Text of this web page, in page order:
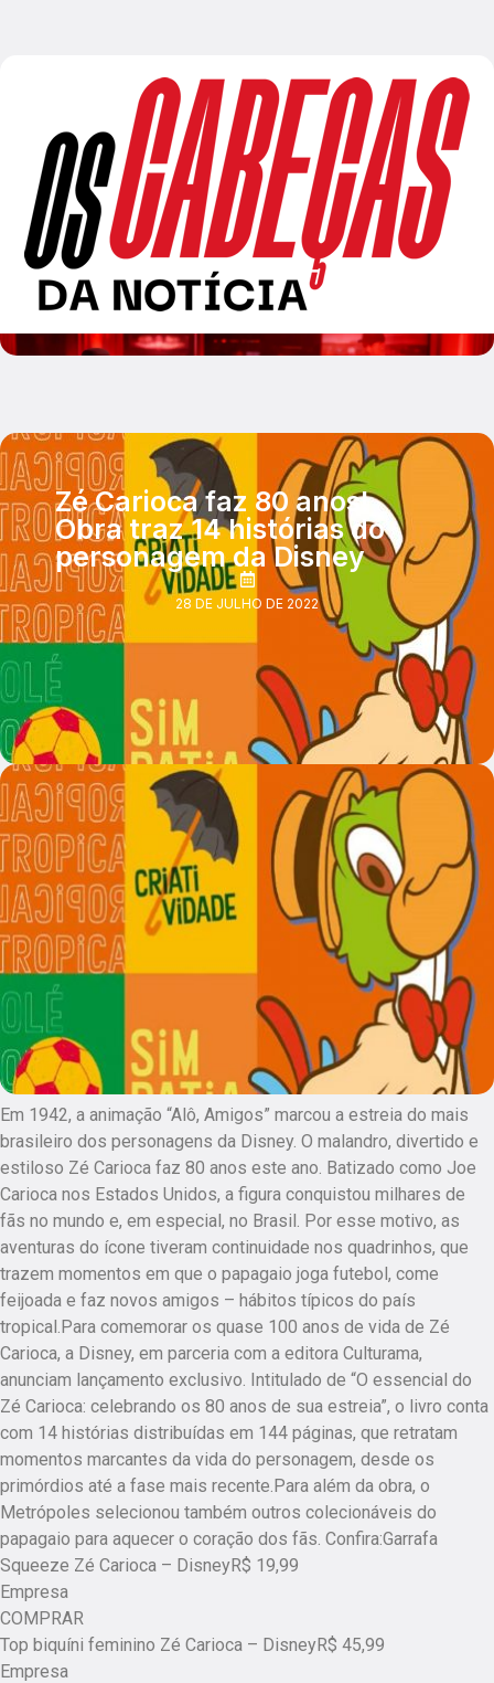
Zé Carioca faz 80 anos!
Obra traz 14 histórias do
personagem da Disney
28 DE JULHO DE 2022
Em 1942, a animação “Alô, Amigos” marcou a estreia do mais
brasileiro dos personagens da Disney. O malandro, divertido e
estiloso Zé Carioca faz 80 anos este ano. Batizado como Joe
Carioca nos Estados Unidos, a figura conquistou milhares de
fãs no mundo e, em especial, no Brasil. Por esse motivo, as
aventuras do ícone tiveram continuidade nos quadrinhos, que
trazem momentos em que o papagaio joga futebol, come
feijoada e faz novos amigos – hábitos típicos do país
tropical.Para comemorar os quase 100 anos de vida de Zé
Carioca, a Disney, em parceria com a editora Culturama,
anunciam lançamento exclusivo. Intitulado de “O essencial do
Zé Carioca: celebrando os 80 anos de sua estreia”, o livro conta
com 14 histórias distribuídas em 144 páginas, que retratam
momentos marcantes da vida do personagem, desde os
primórdios até a fase mais recente.Para além da obra, o
Metrópoles selecionou também outros colecionáveis do
papagaio para aquecer o coração dos fãs. Confira:Garrafa
Squeeze Zé Carioca – DisneyR$ 19,99
Empresa
COMPRAR
Top biquíni feminino Zé Carioca – DisneyR$ 45,99
Empresa